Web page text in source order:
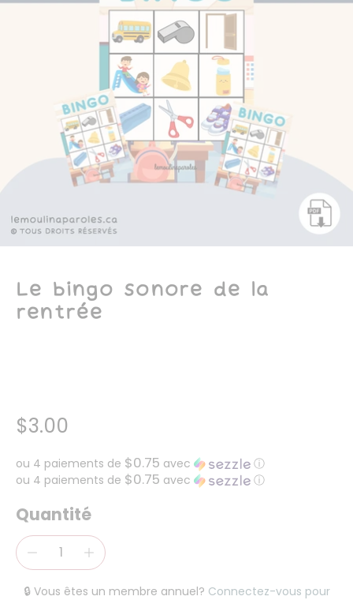
Le bingo sonore de la
rentrée
$3.00
ou 4 paiements de $0.75 avec
ⓘ
ou 4 paiements de $0.75 avec ⓘ
Quantité
🔒 Vous êtes un membre annuel? Connectez-vous pour